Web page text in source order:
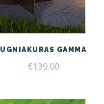
UGNIAKURAS GAMMA
€139.00